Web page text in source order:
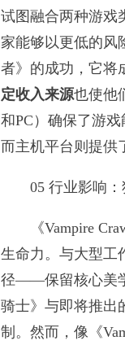
试图融合两种游戏
家能够以更低的风
者》的成功，它将
定收入来源也使他
和PC）确保了游
而主机平台则提供
05 行业影响：
《Vampire
生命力。与大型工
径——保留核心美
骑士》与即将推出
制。然而，像《